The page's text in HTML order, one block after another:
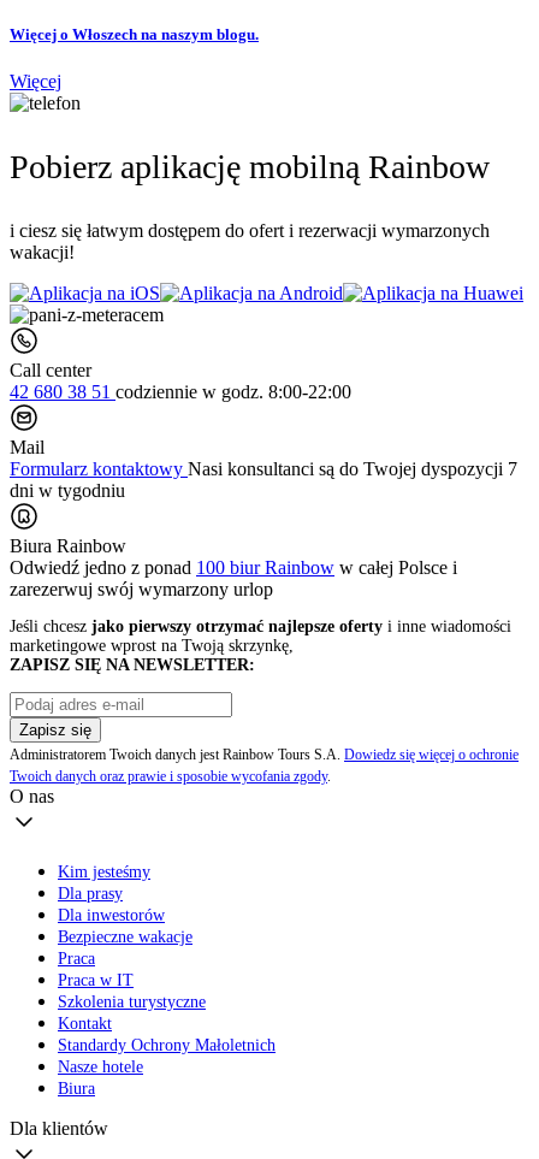
Więcej o Włoszech na naszym blogu.
Więcej
Pobierz aplikację mobilną Rainbow
i ciesz się łatwym dostępem do ofert i rezerwacji wymarzonych
wakacji!
Call center
42 680 38 51 codziennie w godz. 8:00-22:00
Mail
Formularz kontaktowy Nasi konsultanci są do Twojej dyspozycji 7
dni w tygodniu
Biura Rainbow
Odwiedź jedno z ponad 100 biur Rainbow w całej Polsce i
zarezerwuj swój wymarzony urlop
Jeśli chcesz jako pierwszy otrzymać najlepsze oferty i inne wiadomości
marketingowe wprost na Twoją skrzynkę,
ZAPISZ SIĘ NA NEWSLETTER:
Zapisz się
Administratorem Twoich danych jest Rainbow Tours S.A. Dowiedz się więcej o ochronie
Twoich danych oraz prawie i sposobie wycofania zgody.
O nas
Kim jesteśmy
Dla prasy
Dla inwestorów
Bezpieczne wakacje
Praca
Praca w IT
Szkolenia turystyczne
Kontakt
Standardy Ochrony Małoletnich
Nasze hotele
Biura
Dla klientów